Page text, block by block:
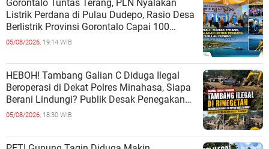
Gorontalo Tuntas Terang, PLN Nyalakan
Listrik Perdana di Pulau Dudepo, Rasio Desa
Berlistrik Provinsi Gorontalo Capai 100
Persen
05/08/2026, 19:14 WIB
HEBOH! Tambang Galian C Diduga Ilegal
Beroperasi di Dekat Polres Minahasa, Siapa
Berani Lindungi? Publik Desak Penegakan
Hukum Tanpa Tebang Pilih
05/08/2026, 18:30 WIB